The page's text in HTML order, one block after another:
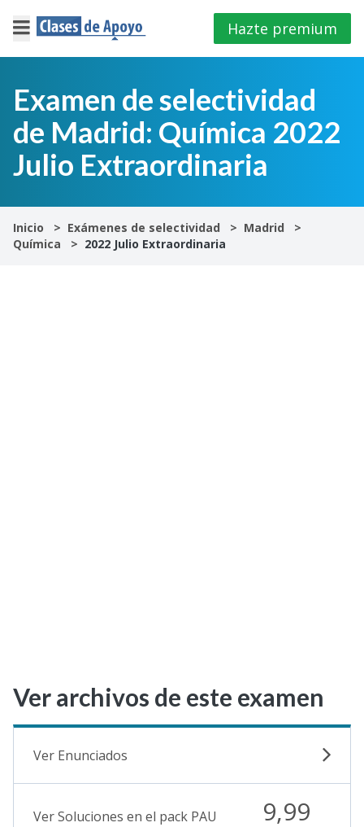
×
Iniciar
sesión
E.S.O
Hazte premium
Examen de selectividad
de Madrid: Química 2022
Julio Extraordinaria
Inicio Exámenes de selectividad
Madrid
Química
2022 Julio Extraordinaria
Ver archivos de este examen
Ver Enunciados
Ver Soluciones en el pack PAU
9,99